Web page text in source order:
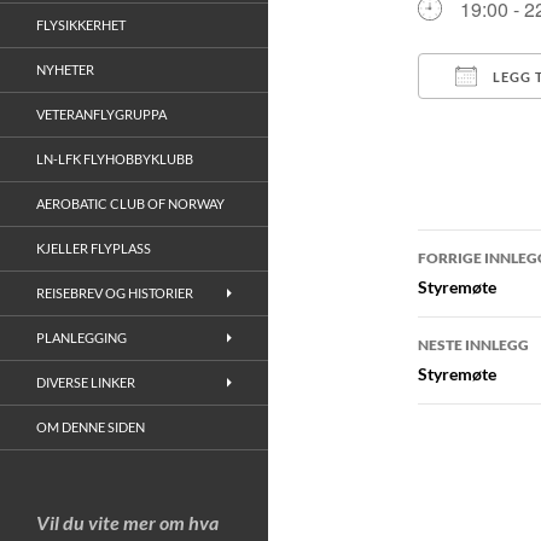
19:00 -
LEGG
FORRIGE
Styremøte
NESTE INNLEGG
Styremøte
FLYSIKKERHET
NYHETER
VETERANFLYGRUPPA
LN-LFK FLYHOBBYKLUBB
AEROBATIC CLUB OF NORWAY
KJELLER FLYPLASS
REISEBREV OG HISTORIER
PLANLEGGING
DIVERSE LINKER
OM DENNE SIDEN
Vil du vite mer om hva